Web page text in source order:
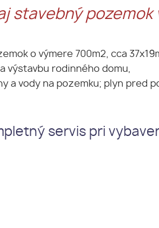
stavebný pozemok
o výmere 700m2, cca
výstavbu rodinného domu,
a vody na pozemku; plyn pred
servis pri